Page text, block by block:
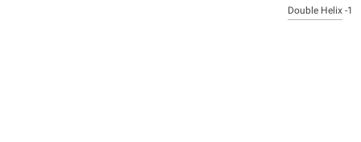
1-
Double Helix